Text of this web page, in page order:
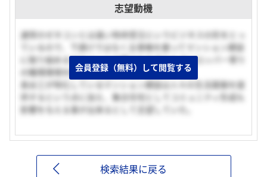
志望動機
通常のゼネコンとは違い特命受注というビジネスの形をとっ
ているので、下請けではなく主導権を握ってマンション建設
に取り組めるゼネコンに分類されながらもデベロッパー寄り
の職場環境を魅力的に感じた為。
長谷工が特化しているマンション建設は人々の生活基盤を提
供するという点に加え、集合住宅としてコミュニティ形成も
影響を与える事が出来るとして志望していた。
会員登録（無料）して閲覧する
検索結果に戻る